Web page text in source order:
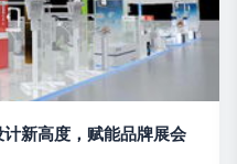
新高度，赋能品牌展会